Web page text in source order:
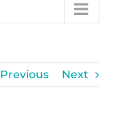
Previous Next